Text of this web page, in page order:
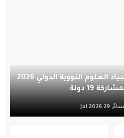
المملكة تستضيف أولمبياد العلوم النووية الدولي 2026
19 دولة